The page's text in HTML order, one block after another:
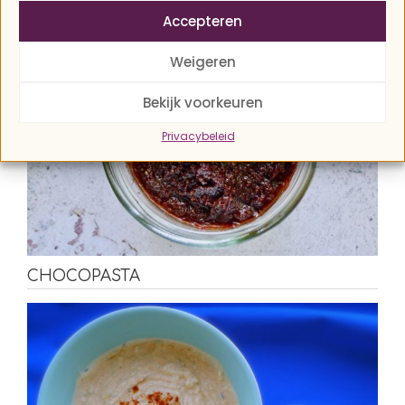
Accepteren
Weigeren
Bekijk voorkeuren
Privacybeleid
CHOCOPASTA